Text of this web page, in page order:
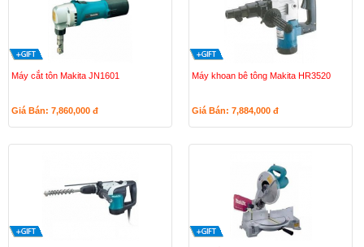
Máy cắt tôn Makita JN1601
Giá Bán: 7,860,000 đ
Máy khoan bê tông Makita HR3520
Giá Bán: 7,884,000 đ